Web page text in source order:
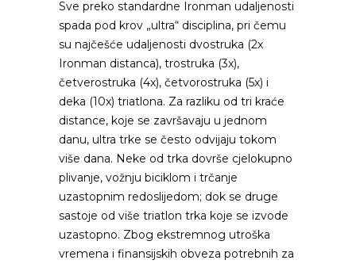
Sve preko standardne Ironman udaljenosti
spada pod krov „ultra“ disciplina, pri čemu
su najčešće udaljenosti dvostruka (2x
Ironman distanca), trostruka (3x),
četverostruka (4x), četvorostruka (5x) i
deka (10x) triatlona. Za razliku od tri kraće
distance, koje se završavaju u jednom
danu, ultra trke se često odvijaju tokom
više dana. Neke od trka dovrše cjelokupno
plivanje, vožnju biciklom i trčanje
uzastopnim redoslijedom; dok se druge
sastoje od više triatlon trka koje se izvode
uzastopno. Zbog ekstremnog utroška
vremena i finansijskih obveza potrebnih za